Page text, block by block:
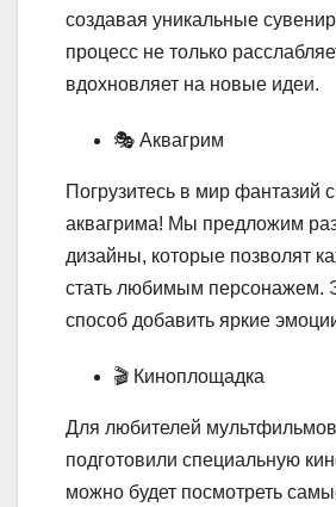
создавая уникальные
процесс не только
вдохновляет на новые идеи.
🎭 Аквагрим
Погрузитесь в мир фантазий
аквагрима! Мы предложим
дизайны, которые позволят
стать любимым персонажем.
способ добавить яркие
🎬 Киноплощадка
Для любителей
подготовили специальную
можно будет посмотреть